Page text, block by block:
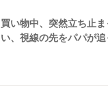
買い物中、突然立ち止
い、視線の先をパパが